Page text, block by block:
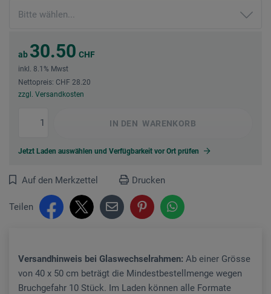
ab 30.50 CHF
inkl. 8.1% Mwst
Nettopreis: CHF 28.20
zzgl. Versandkosten
IN DEN WARENKORB
Jetzt Laden auswählen und Verfügbarkeit vor Ort prüfen
Auf den Merkzettel Drucken
Teilen
Versandhinweis bei Glaswechselrahmen: Ab einer Grösse
von 40 x 50 cm beträgt die Mindestbestellmenge wegen
Bruchgefahr 10 Stück. Im Laden können alle Formate